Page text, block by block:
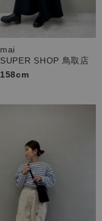
mai
SUPER SHOP 鳥取店
158cm